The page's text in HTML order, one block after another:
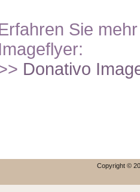
Sie
Donativo
Copyright ©